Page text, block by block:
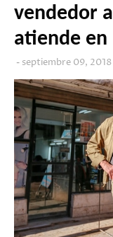
vendedor
atiende en
septiembre 09, 2018